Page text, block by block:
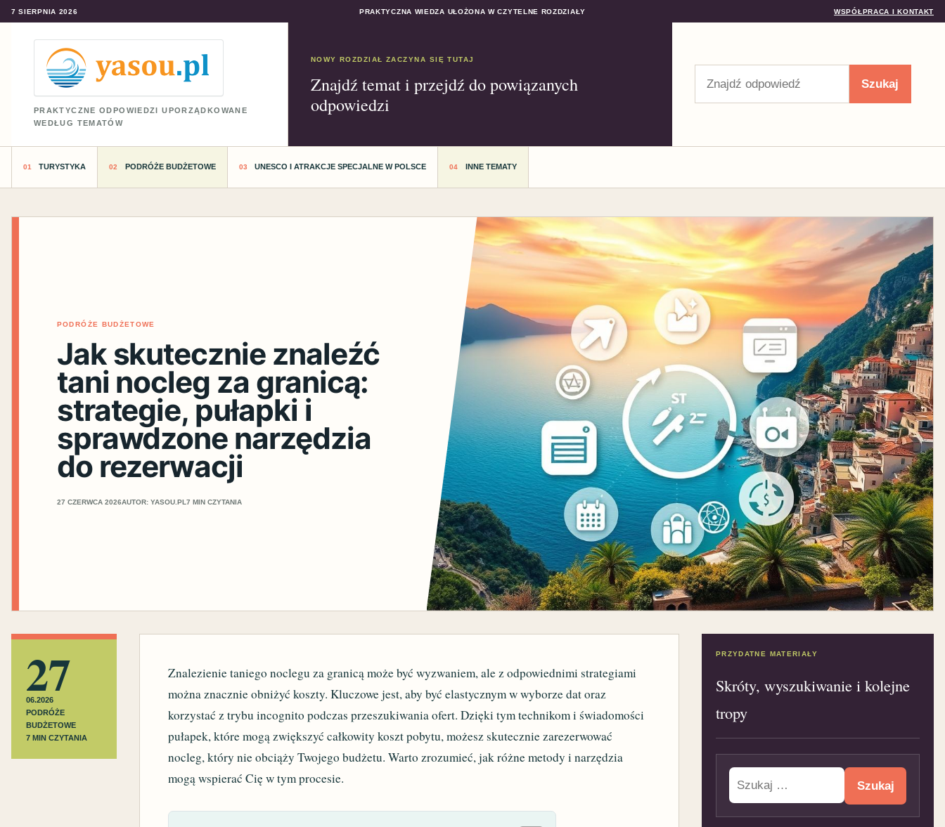
7 SIERPNIA 2026 PRAKTYCZNA WIEDZA UŁOŻONA W CZYTELNE ROZDZIAŁY WSPÓŁPRACA I KONTAKT
PRAKTYCZNE ODPOWIEDZI UPORZĄDKOWANE
WEDŁUG TEMATÓW
NOWY ROZDZIAŁ ZACZYNA SIĘ TUTAJ
Znajdź temat i przejdź do powiązanych
odpowiedzi
Szukaj
TURYSTYKA PODRÓŻE BUDŻETOWE UNESCO I ATRAKCJE SPECJALNE W POLSCE INNE TEMATY
PODRÓŻE BUDŻETOWE
Jak skutecznie znaleźć
tani nocleg za granicą:
strategie, pułapki i
sprawdzone narzędzia
do rezerwacji
27 CZERWCA 2026AUTOR: YASOU.PL7 MIN CZYTANIA
27
06.2026
PODRÓŻE
BUDŻETOWE
7 MIN CZYTANIA
Znalezienie taniego noclegu za granicą może być wyzwaniem, ale z odpowiednimi strategiami
można znacznie obniżyć koszty. Kluczowe jest, aby być elastycznym w wyborze dat oraz
korzystać z trybu incognito podczas przeszukiwania ofert. Dzięki tym technikom i świadomości
pułapek, które mogą zwiększyć całkowity koszt pobytu, możesz skutecznie zarezerwować
nocleg, który nie obciąży Twojego budżetu. Warto zrozumieć, jak różne metody i narzędzia
mogą wspierać Cię w tym procesie.
PRZYDATNE MATERIAŁY
Skróty, wyszukiwanie i kolejne
tropy
Szukaj: